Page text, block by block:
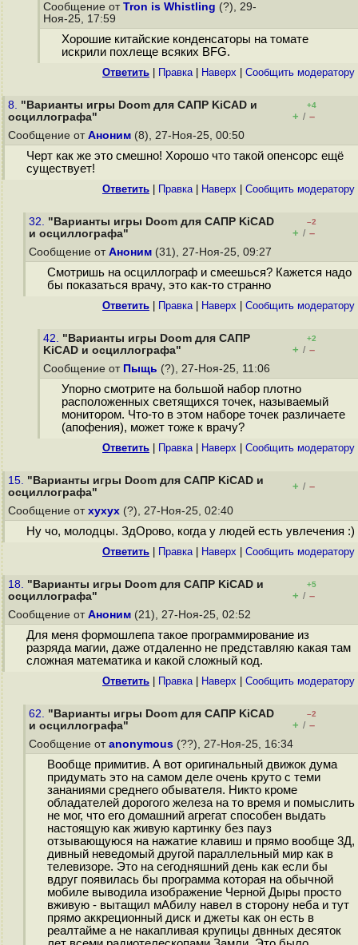
Сообщение от Tron is Whistling (?), 29-
Ноя-25, 17:59
Хорошие китайские конденсаторы на томате
искрили похлеще всяких BFG.
Ответить Правка| Наверх Cообщить модератору
8. "Варианты игры Doom для САПР KiCAD и
осциллографа"
+4
+ / –
Сообщение от Аноним (8), 27-Ноя-25, 00:50
Черт как же это смешно! Хорошо что такой опенсорс ещё
существует!
Ответить Правка| Наверх Cообщить модератору
32. "Варианты игры Doom для САПР KiCAD
и осциллографа"
–2
+ / –
Сообщение от Аноним (31), 27-Ноя-25, 09:27
Смотришь на осциллограф и смеешься? Кажется надо
бы показаться врачу, это как-то странно
Ответить Правка| Наверх Cообщить модератору
42. "Варианты игры Doom для САПР
KiCAD и осциллографа"
+2
+ / –
Сообщение от Пыщь (?), 27-Ноя-25, 11:06
Упорно смотрите на большой набор плотно
расположенных светящихся точек, называемый
монитором. Что-то в этом наборе точек различаете
(апофения), может тоже к врачу?
Ответить Правка| Наверх Cообщить модератору
15. "Варианты игры Doom для САПР KiCAD и
осциллографа"
+ / –
Сообщение от хухух (?), 27-Ноя-25, 02:40
Ну чо, молодцы. ЗдОрово, когда у людей есть увлечения :)
Ответить Правка| Наверх Cообщить модератору
18. "Варианты игры Doom для САПР KiCAD и
осциллографа"
+5
+ / –
Сообщение от Аноним (21), 27-Ноя-25, 02:52
Для меня формошлепа такое программирование из
разряда магии, даже отдаленно не представляю какая там
сложная математика и какой сложный код.
Ответить Правка| Наверх Cообщить модератору
62. "Варианты игры Doom для САПР KiCAD
и осциллографа"
–2
+ / –
Сообщение от anonymous (??), 27-Ноя-25, 16:34
Вообще примитив. А вот оригинальный движок дума
придумать это на самом деле очень круто с теми
зананиями среднего обывателя. Никто кроме
обладателей дорогого железа на то время и помыслить
не мог, что его домашний агрегат способен выдать
настоящую как живую картинку без пауз
отзывающуюся на нажатие клавиш и прямо вообще 3Д,
дивный неведомый другой параллельный мир как в
телевизоре. Это на сегодняшний день как если бы
вдруг появилась бы программа которая на обычной
мобиле выводила изображение Черной Дыры просто
вживую - вытащил мАбилу навел в сторону неба и тут
прямо аккреционный диск и джеты как он есть в
реалтайме а не накапливая крупицы двнных десяток